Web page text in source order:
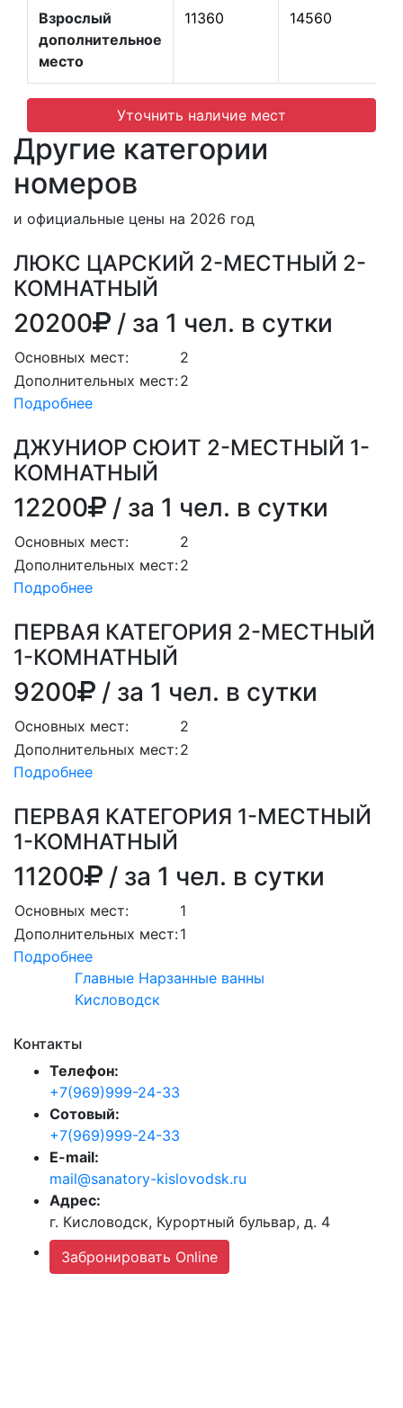
Взрослый
дополнительное
место
11360 14560
Уточнить наличие мест
Другие категории
номеров
и официальные цены на 2026 год
ЛЮКС ЦАРСКИЙ 2-МЕСТНЫЙ 2-
КОМНАТНЫЙ
20200 / за 1 чел. в сутки
Основных мест:
2
Дополнительных мест:2
Подробнее
ДЖУНИОР СЮИТ 2-МЕСТНЫЙ 1-
КОМНАТНЫЙ
12200 / за 1 чел. в сутки
Основных мест:
2
Дополнительных мест:2
Подробнее
ПЕРВАЯ КАТЕГОРИЯ 2-МЕСТНЫЙ
1-КОМНАТНЫЙ
9200 / за 1 чел. в сутки
Основных мест:
2
Дополнительных мест:2
Подробнее
ПЕРВАЯ КАТЕГОРИЯ 1-МЕСТНЫЙ
1-КОМНАТНЫЙ
11200 / за 1 чел. в сутки
Основных мест:
1
Дополнительных мест:1
Подробнее
Главные Нарзанные ванны
Кисловодск
Контакты
Телефон:
+7(969)999-24-33
Сотовый:
+7(969)999-24-33
E-mail:
mail@sanatory-kislovodsk.ru
Адрес:
г. Кисловодск, Курортный бульвар, д. 4
Забронировать Online